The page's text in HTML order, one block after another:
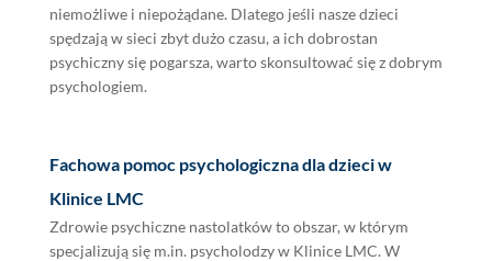
niemożliwe i niepożądane. Dlatego jeśli nasze dzieci
spędzają w sieci zbyt dużo czasu, a ich dobrostan
psychiczny się pogarsza, warto skonsultować się z dobrym
psychologiem.
Fachowa pomoc psychologiczna dla dzieci w
Klinice LMC
Zdrowie psychiczne nastolatków to obszar, w którym
specjalizują się m.in. psycholodzy w Klinice LMC. W